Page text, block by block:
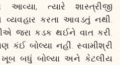
આવ્યા, ત્યારે શાસ્ત્રીજી
કરતા આવડતું નથી.
જરા કડક થઈને વાત કરી.
કંઈ બોલ્યા નહીં. સ્વામીશ્રી
ખૂબ બધું બોલ્યા અને કેટલીય